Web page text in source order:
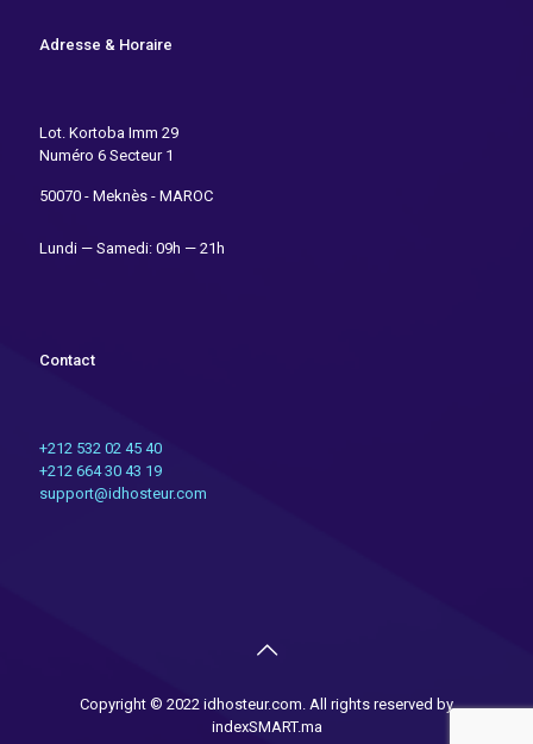
Adresse & Horaire
Lot. Kortoba Imm 29
Numéro 6 Secteur 1
50070 - Meknès - MAROC
Lundi — Samedi: 09h — 21h
Contact
+212 532 02 45 40
+212 664 30 43 19
support@idhosteur.com
Copyright © 2022 idhosteur.com. All rights reserved by
indexSMART.ma